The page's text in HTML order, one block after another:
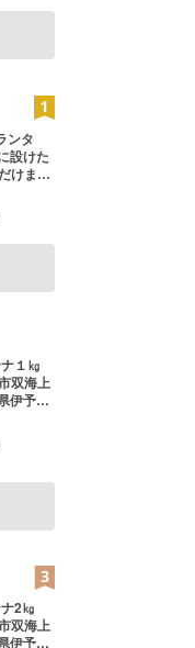
ンタ
設けた
けま
）17
定）
）に
愛媛県
旧遊
連絡
7日ま
ナ１㎏
双海上
伊予市
場所で
※消費
ナ2㎏
双海上
伊予市